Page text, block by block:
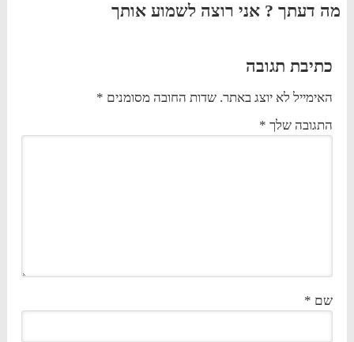
מה דעתך ? אני רוצה לשמוע אותך
כתיבת תגובה
האימייל לא יוצג באתר. שדות החובה מסומנים *
התגובה שלך *
שם *